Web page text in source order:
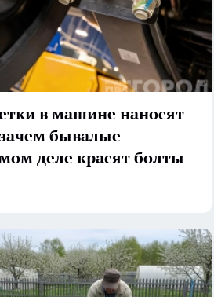
в машине наносят
бывалые
деле красят болты